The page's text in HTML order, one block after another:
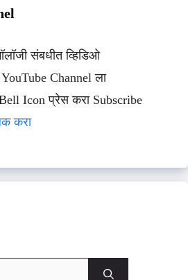
संबधीत व्हिडिओ
YouTube Channel ला
Icon प्रेस करा Subscribe
करा